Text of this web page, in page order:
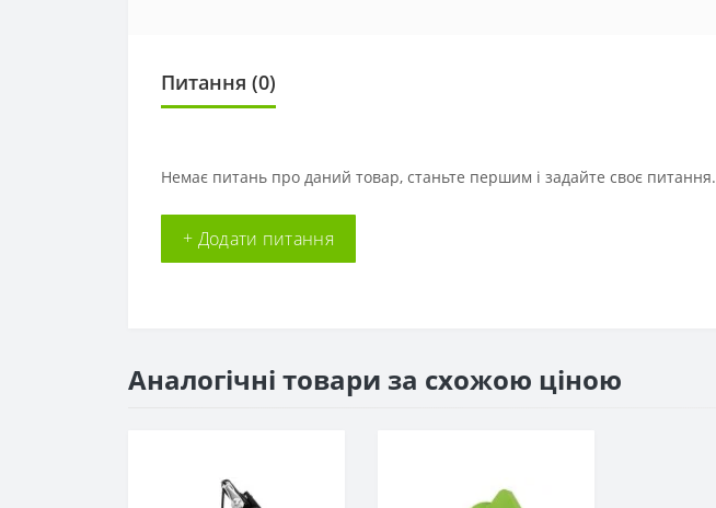
Питання (0)
Немає питань про даний товар, станьте першим і задайте своє питання.
+ Додати питання
Аналогічні товари за схожою ціною